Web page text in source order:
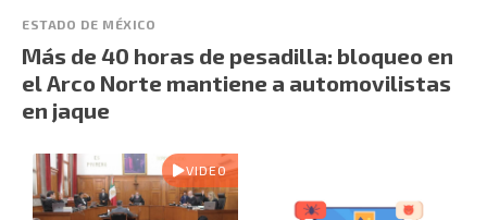
ESTADO DE MÉXICO
Más de 40 horas de pesadilla: bloqueo en
el Arco Norte mantiene a automovilistas
en jaque
VIDEO